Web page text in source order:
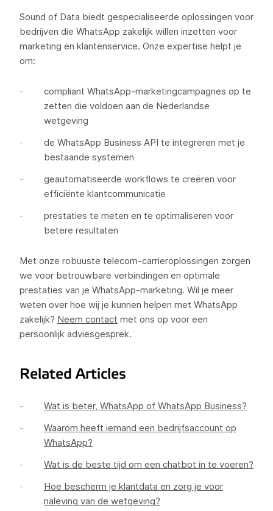
Sound of Data biedt gespecialiseerde oplossingen voor
bedrijven die WhatsApp zakelijk willen inzetten voor
marketing en klantenservice. Onze expertise helpt je
om:
compliant WhatsApp-marketingcampagnes op te
zetten die voldoen aan de Nederlandse
wetgeving
de WhatsApp Business API te integreren met je
bestaande systemen
geautomatiseerde workflows te creëren voor
efficiënte klantcommunicatie
prestaties te meten en te optimaliseren voor
betere resultaten
Met onze robuuste telecom-carrieroplossingen zorgen
we voor betrouwbare verbindingen en optimale
prestaties van je WhatsApp-marketing. Wil je meer
weten over hoe wij je kunnen helpen met WhatsApp
zakelijk? Neem contact met ons op voor een
persoonlijk adviesgesprek.
Related Articles
Wat is beter, WhatsApp of WhatsApp Business?
Waarom heeft iemand een bedrijfsaccount op
WhatsApp?
Wat is de beste tijd om een chatbot in te voeren?
Hoe bescherm je klantdata en zorg je voor
naleving van de wetgeving?